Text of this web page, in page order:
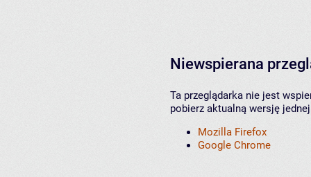
Niewspierana
Ta przeglądarka nie jest
pobierz aktualną wersję
Mozilla Firefox
Google Chrome